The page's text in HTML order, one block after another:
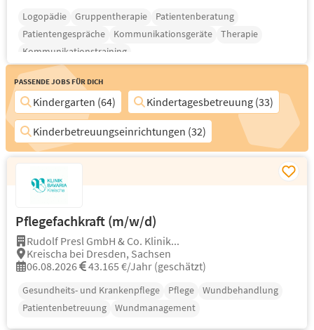
Logopädie Gruppentherapie
Patientenberatung
Patientengespräche
Kommunikationsgeräte
Therapie
Kommunikationstraining
Passende Jobs für Dich
Kindergarten (64)
Kindertagesbetreuung (33)
Kinderbetreuungseinrichtungen (32)
Pflegefachkraft (m/w/d)
Rudolf Presl GmbH & Co. Klinik...
Kreischa bei Dresden, Sachsen
06.08.2026
43.165 €/Jahr (geschätzt)
Gesundheits- und Krankenpflege Pflege
Wundbehandlung
Patientenbetreuung
Wundmanagement